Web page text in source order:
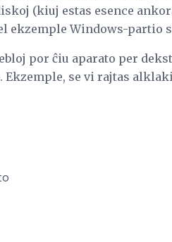
(kiuj estas esence
ekzemple Windows-partio
por ĉiu aparato per
se vi rajtas